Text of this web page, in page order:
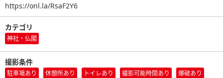
https://onl.la/RsaF2Y6
カテゴリ
神社・仏閣
撮影条件
駐車場あり 休憩所あり トイレあり 撮影可能時間あり
爆破あり